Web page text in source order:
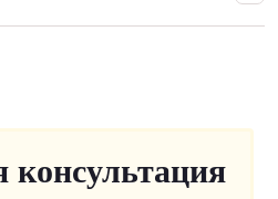
консультация